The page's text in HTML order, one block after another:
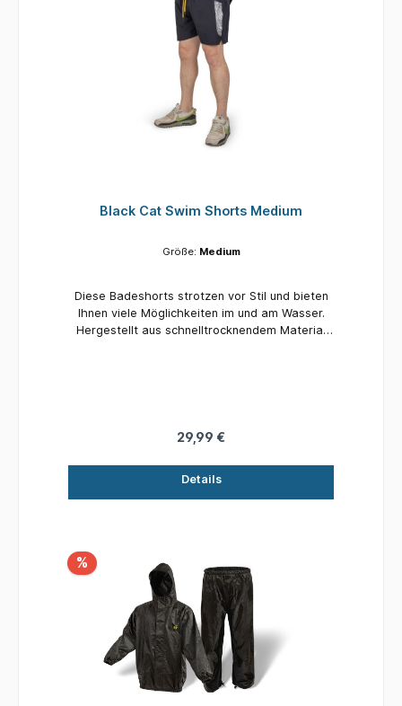
Black Cat Swim Shorts Medium
Größe: Medium
Diese Badeshorts strotzen vor Stil und bieten
Ihnen viele Möglichkeiten im und am Wasser.
Hergestellt aus schnelltrocknendem Material
29,99 €
Details
%